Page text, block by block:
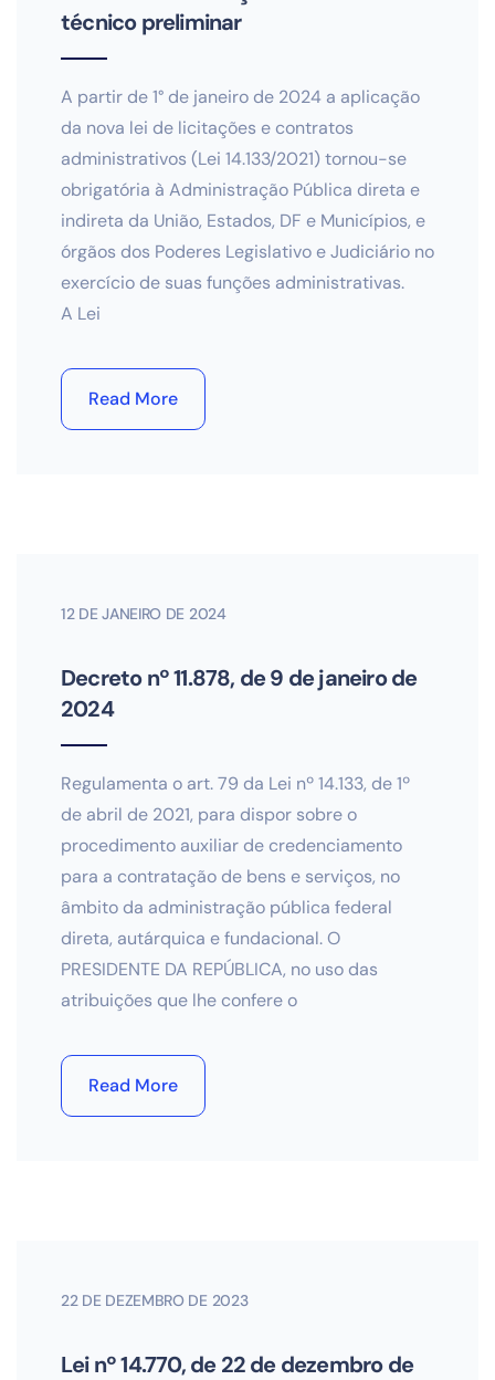
técnico preliminar
A partir de 1° de janeiro de 2024 a aplicação
da nova lei de licitações e contratos
administrativos (Lei 14.133/2021) tornou-se
obrigatória à Administração Pública direta e
indireta da União, Estados, DF e Municípios, e
órgãos dos Poderes Legislativo e Judiciário no
exercício de suas funções administrativas.
A Lei
Read More
12 DE JANEIRO DE 2024
Decreto nº 11.878, de 9 de janeiro de
2024
Regulamenta o art. 79 da Lei nº 14.133, de 1º
de abril de 2021, para dispor sobre o
procedimento auxiliar de credenciamento
para a contratação de bens e serviços, no
âmbito da administração pública federal
direta, autárquica e fundacional. O
PRESIDENTE DA REPÚBLICA, no uso das
atribuições que lhe confere o
Read More
22 DE DEZEMBRO DE 2023
Lei nº 14.770, de 22 de dezembro de